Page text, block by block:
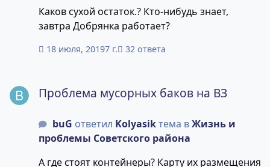
Каков сухой остаток.? Кто-нибудь знает,
завтра Добрянка работает?
18 июля, 20197 г. 32 ответа
Проблема мусорных баков на ВЗ
buG ответил Kolyasikтема вЖизнь и
проблемы Советского района
А где стоят контейнеры? Карту их размещения